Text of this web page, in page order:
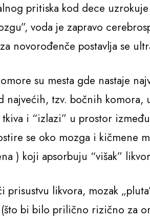
pritiska kod dece
voda je zapravo
novorođenče postavlja se
su mesta gde nastaje
najvećih, tzv. bočnih komora,
i “izlazi” u prostor
se oko mozga i kičmene
) koji apsorbuju “višak”
prisustvu likvora, mozak
bi bilo prilično rizično za